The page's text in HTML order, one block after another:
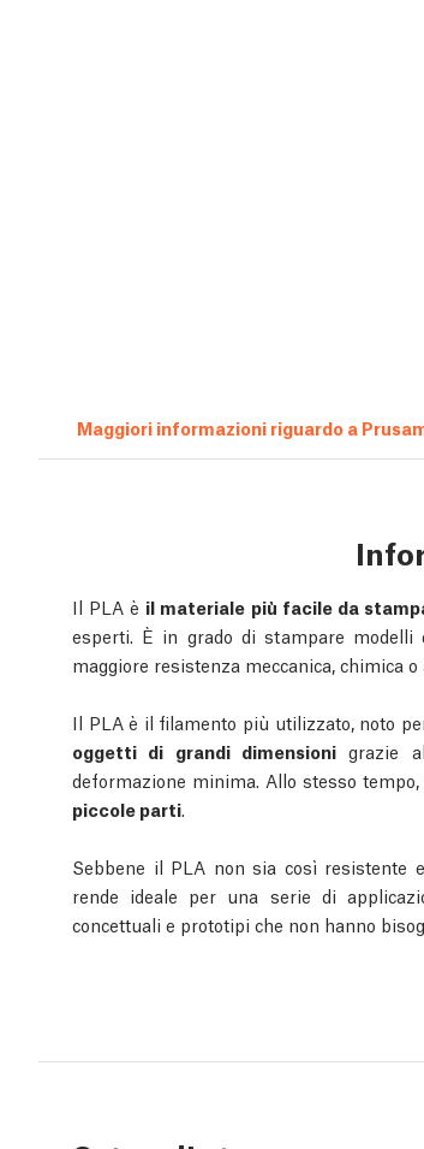
Maggiori informazioni riguardo a
Il PLA è il materiale più facile da
esperti. È in grado di stampare modelli
maggiore resistenza meccanica, chimica o
Il PLA è il filamento più utilizzato, noto
oggetti di grandi dimensioni grazie
deformazione minima. Allo stesso
piccole parti
Sebbene il PLA non sia così resistente
rende ideale per una serie di
concettuali e prototipi che non hanno